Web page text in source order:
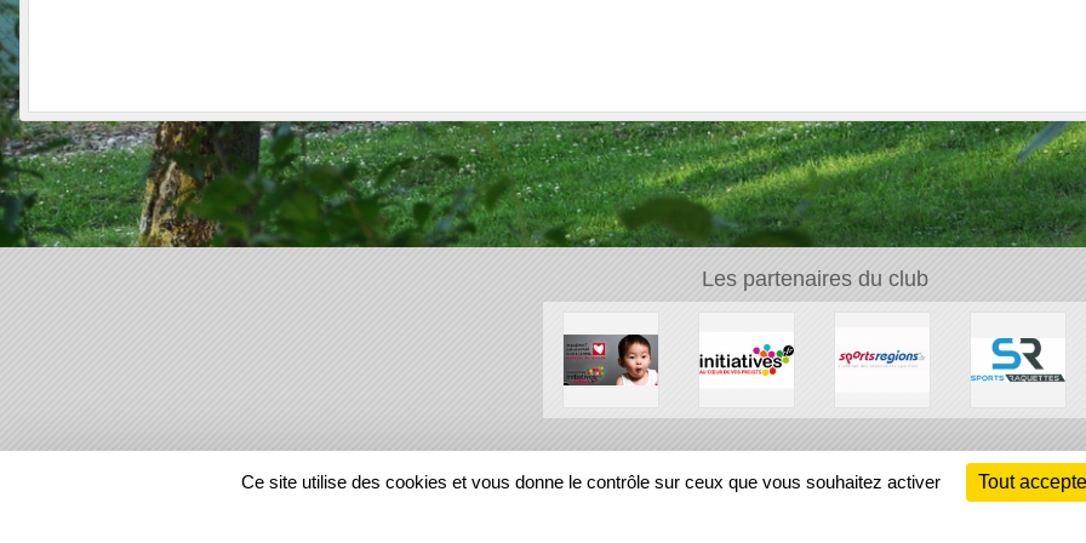
Les partenaires du club
REGIONS
Ce site utilise des cookies et vous donne le contrôle sur ceux que vous souhaitez activer Tout